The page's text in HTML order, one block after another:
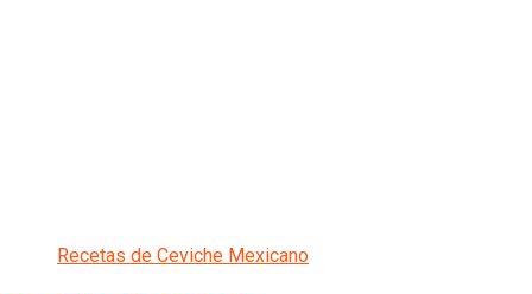
Recetas de Ceviche Mexicano